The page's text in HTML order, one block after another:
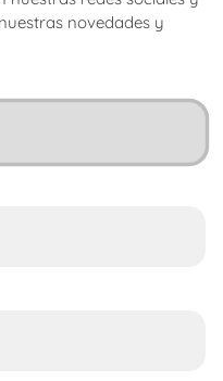
novedades y